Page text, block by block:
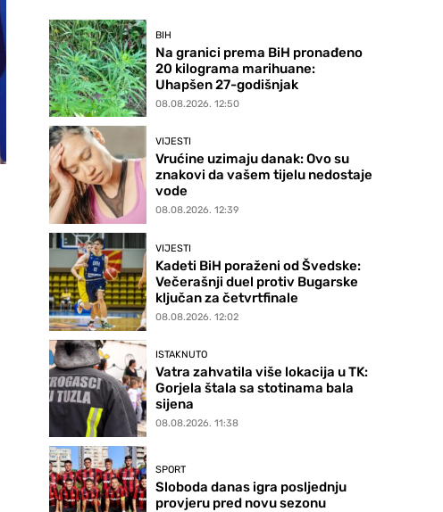
BIH
Na granici prema BiH pronađeno
20 kilograma marihuane:
Uhapšen 27-godišnjak
08.08.2026. 12:50
VIJESTI
Vrućine uzimaju danak: Ovo su
znakovi da vašem tijelu nedostaje
vode
08.08.2026. 12:39
VIJESTI
Kadeti BiH poraženi od Švedske:
Večerašnji duel protiv Bugarske
ključan za četvrtfinale
08.08.2026. 12:02
ISTAKNUTO
Vatra zahvatila više lokacija u TK:
Gorjela štala sa stotinama bala
sijena
08.08.2026. 11:38
SPORT
Sloboda danas igra posljednju
provjeru pred novu sezonu